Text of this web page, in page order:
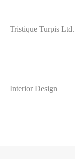
Tristique Turpis Ltd.
Interior Design